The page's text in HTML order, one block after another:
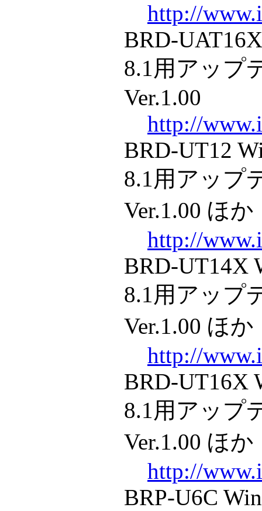
http://
BRD-
8.1用アップ
Ver.1.00
http://
BRD-UT12
8.1用アップ
Ver.1.00 ほか
http://
BRD-UT14X
8.1用アップ
Ver.1.00 ほか
http://
BRD-UT16X
8.1用アップ
Ver.1.00 ほか
http://
BRP-U6C